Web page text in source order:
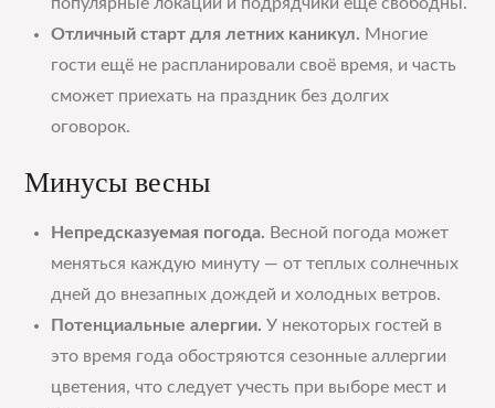
Отличный старт для летних каникул. Многие
гости ещё не распланировали своё время, и часть
сможет приехать на праздник без долгих
оговорок.
Минусы весны
Непредсказуемая погода. Весной погода может
меняться каждую минуту — от теплых солнечных
дней до внезапных дождей и холодных ветров.
Потенциальные алергии. У некоторых гостей в
это время года обостряются сезонные аллергии
цветения, что следует учесть при выборе мест и